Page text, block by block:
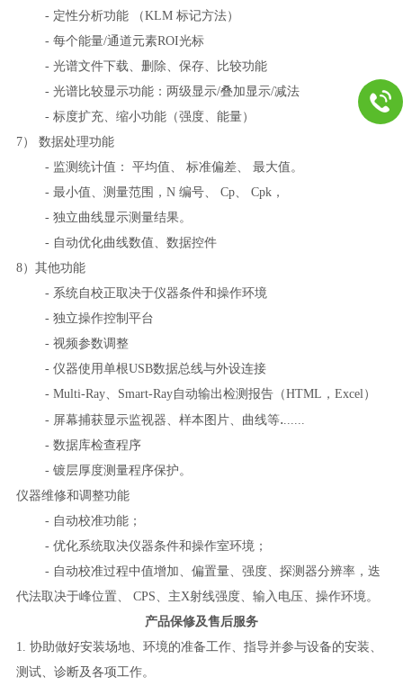
- 定性分析功能 （KLM 标记方法）
- 每个能量/通道元素ROI光标
- 光谱文件下载、删除、保存、比较功能
- 光谱比较显示功能：两级显示/叠加显示/减法
- 标度扩充、缩小功能（强度、能量）
7） 数据处理功能
- 监测统计值： 平均值、 标准偏差、 最大值。
- 最小值、测量范围，N 编号、 Cp、 Cpk，
- 独立曲线显示测量结果。
- 自动优化曲线数值、数据控件
8）其他功能
- 系统自校正取决于仪器条件和操作环境
- 独立操作控制平台
- 视频参数调整
- 仪器使用单根USB数据总线与外设连接
- Multi-Ray、Smart-Ray自动输出检测报告（HTML，Excel）
- 屏幕捕获显示监视器、样本图片、曲线等.
- 数据库检查程序
- 镀层厚度测量程序保护。
仪器维修和调整功能
- 自动校准功能；
- 优化系统取决仪器条件和操作室环境；
- 自动校准过程中值增加、偏置量、强度、探测器分辨率，迭
代法取决于峰位置、 CPS、主X射线强度、输入电压、操作环境。
产品保修及售后服务
1. 协助做好安装场地、环境的准备工作、指导并参与设备的安装、
测试、诊断及各项工作。